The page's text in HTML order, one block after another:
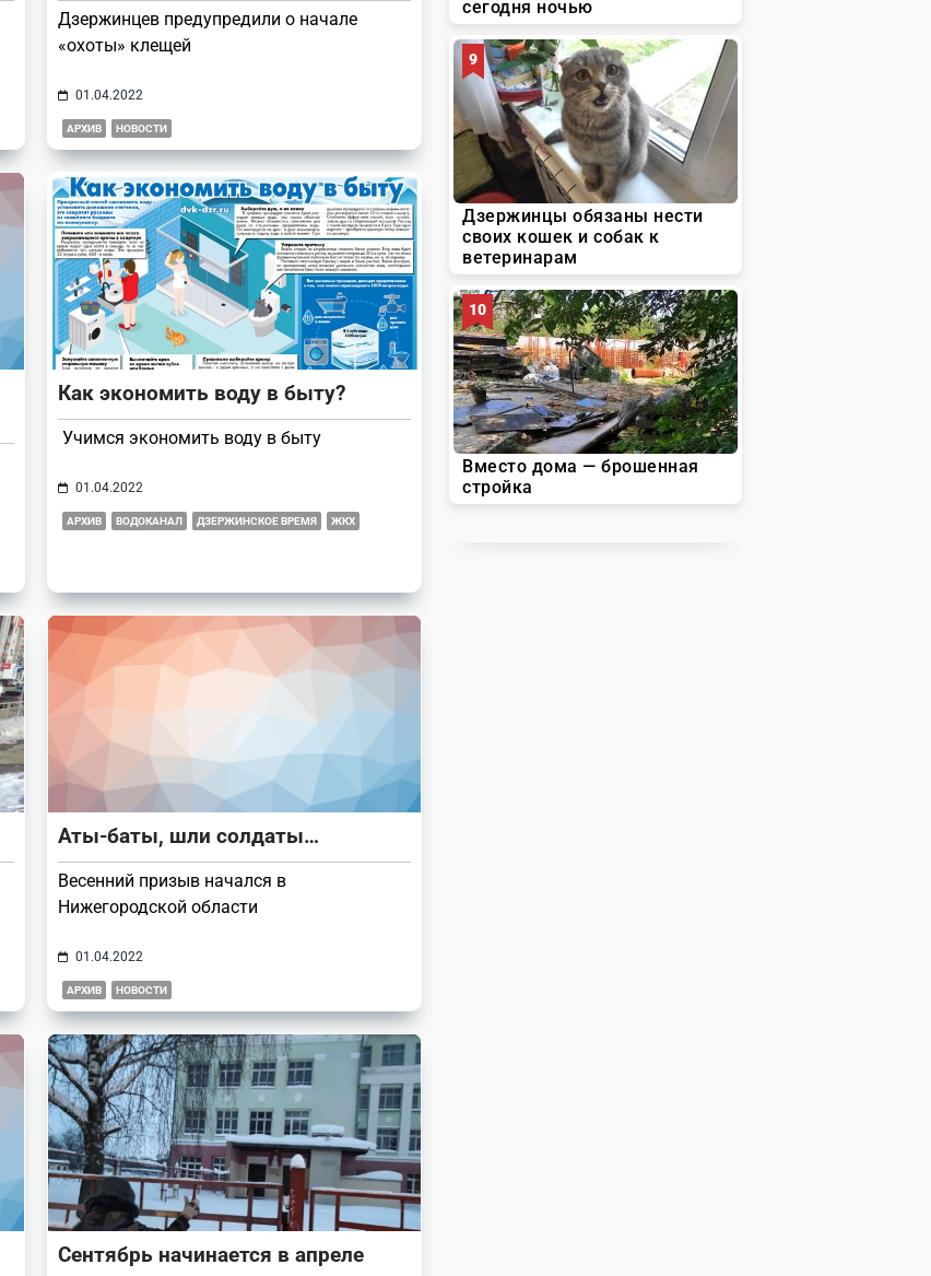
Дзержинцев предупредили о начале
«охоты» клещей
01.04.2022
АРХИВ НОВОСТИ
Как экономить воду в быту?
Учимся экономить воду в быту
01.04.2022
АРХИВ ВОДОКАНАЛ ДЗЕРЖИНСКОЕ ВРЕМЯ ЖКХ
Аты-баты, шли солдаты…
Весенний призыв начался в
Нижегородской области
01.04.2022
АРХИВ НОВОСТИ
Сентябрь начинается в апреле